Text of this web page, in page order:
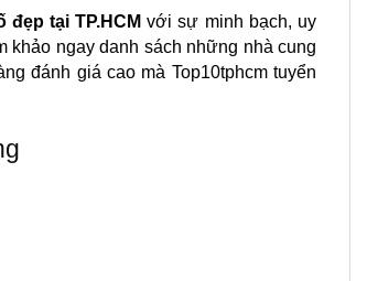
tại TP.HCM với sự minh bạch, uy
khảo ngay danh sách những nhà cung
đánh giá cao mà Top10tphcm tuyển